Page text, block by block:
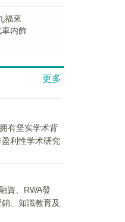
福來
内飾
更多
有坚实学术背
利性学术研究
資、RWA發
、知識教育及